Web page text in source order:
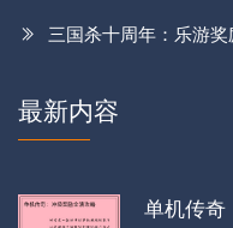
三国杀十周年：乐游奖
最新内容
单机传奇